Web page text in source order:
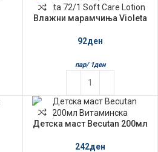
Влажни марамчиња Violeta
92ден
пар/ 1ден
Детска маст Becutan 200мл
242ден